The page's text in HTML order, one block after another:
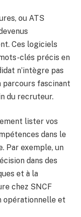
ou ATS
Ces logiciels
clés précis en
n’intègre pas
parcours fascinant
du recruteur.
lister vos
dans le
Par exemple, un
dans des
et à la
chez SNCF
opérationnelle et